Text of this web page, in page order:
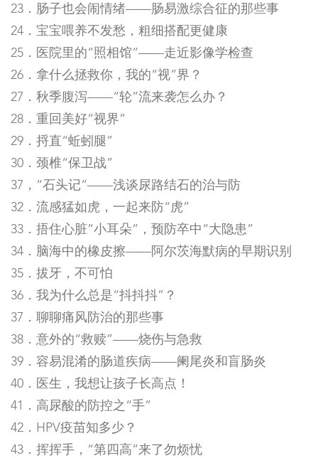
23．肠子也会闹情绪——肠易激综合征的那些事
24．宝宝喂养不发愁，粗细搭配更健康
25．医院里的“照相馆”——走近影像学检查
26．拿什么拯救你，我的“视”界？
27．秋季腹泻——“轮”流来袭怎么办？
28．重回美好“视界”
29．捋直“蚯蚓腿”
30．颈椎“保卫战”
37，“石头记”——浅谈尿路结石的治与防
32．流感猛如虎，一起来防“虎”
33．捂住心脏“小耳朵”，预防卒中“大隐患”
34．脑海中的橡皮擦——阿尔茨海默病的早期识别
35．拔牙，不可怕
36．我为什么总是“抖抖抖”？
37．聊聊痛风防治的那些事
38．意外的“救赎”——烧伤与急救
39．容易混淆的肠道疾病——阑尾炎和盲肠炎
40．医生，我想让孩子长高点！
41．高尿酸的防控之“手”
42．HPV疫苗知多少？
43．挥挥手，“第四高”来了勿烦忧